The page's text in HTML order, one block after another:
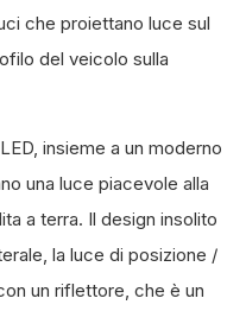
che proiettano luce sul
del veicolo sulla
insieme a un moderno
una luce piacevole alla
a terra. Il design insolito
la luce di posizione /
un riflettore, che è un